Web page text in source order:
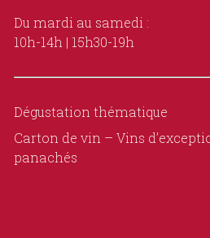
Du mardi au samedi :
10h-14h | 15h30-19h
Dégustation thématique
Carton de vin – Vins
panachés